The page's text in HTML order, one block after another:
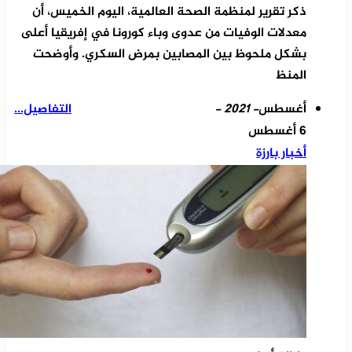
ذكر تقرير لمنظمة الصحة العالمية، اليوم الخميس، أن
معدلات الوفيات من عدوى وباء كورونا في إفريقيا أعلى
بشكل ملحوظ بين المصابين بمرض السكري. وأوضحت
المنظ
التفاصيل...
أغسطس- 2021 -
6 أغسطس
أخبار بارزة